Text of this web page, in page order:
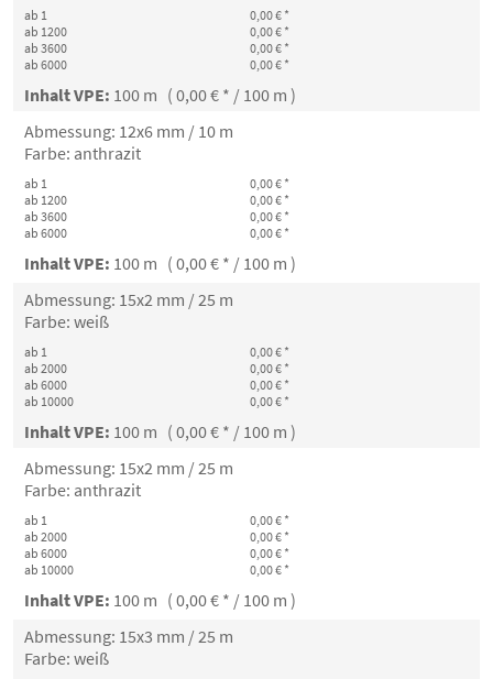
ab 1
0,00 € *
ab 1200
0,00 € *
ab 3600
0,00 € *
ab 6000
0,00 € *
Inhalt VPE: 100 m ( 0,00 € * / 100 m )
Abmessung: 12x6 mm / 10 m
Farbe: anthrazit
ab 1
0,00 € *
ab 1200
0,00 € *
ab 3600
0,00 € *
ab 6000
0,00 € *
Inhalt VPE: 100 m ( 0,00 € * / 100 m )
Abmessung: 15x2 mm / 25 m
Farbe: weiß
ab 1
0,00 € *
ab 2000
0,00 € *
ab 6000
0,00 € *
ab 10000
0,00 € *
Inhalt VPE: 100 m ( 0,00 € * / 100 m )
Abmessung: 15x2 mm / 25 m
Farbe: anthrazit
ab 1
0,00 € *
ab 2000
0,00 € *
ab 6000
0,00 € *
ab 10000
0,00 € *
Inhalt VPE: 100 m ( 0,00 € * / 100 m )
Abmessung: 15x3 mm / 25 m
Farbe: weiß